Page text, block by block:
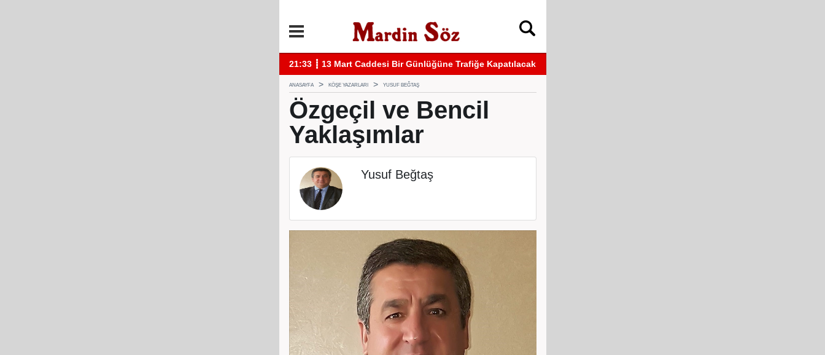
11:57 ┋ Midyat’ta bıçaklı kavga can aldı
ANASAYFA KÖŞE YAZARLARI YUSUF BEĞTAŞ
Özgeçil ve Bencil
Yaklaşımlar
Yusuf Beğtaş